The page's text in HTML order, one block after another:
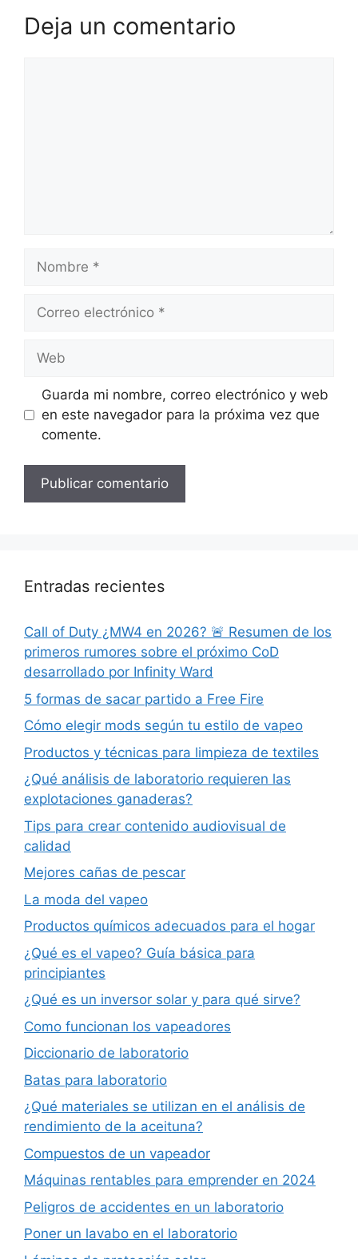
Deja un comentario
electrónico
Guarda mi nombre, correo electrónico y web
en este navegador para la próxima vez que
comente.
Entradas recientes
Call of Duty ¿MW4 en 2026? 🚨 Resumen de los
primeros rumores sobre el próximo CoD
desarrollado por Infinity Ward
5 formas de sacar partido a Free Fire
Cómo elegir mods según tu estilo de vapeo
Productos y técnicas para limpieza de textiles
¿Qué análisis de laboratorio requieren las
explotaciones ganaderas?
Tips para crear contenido audiovisual de
calidad
Mejores cañas de pescar
La moda del vapeo
Productos químicos adecuados para el hogar
¿Qué es el vapeo? Guía básica para
principiantes
¿Qué es un inversor solar y para qué sirve?
Como funcionan los vapeadores
Diccionario de laboratorio
Batas para laboratorio
¿Qué materiales se utilizan en el análisis de
rendimiento de la aceituna?
Compuestos de un vapeador
Máquinas rentables para emprender en 2024
Peligros de accidentes en un laboratorio
Poner un lavabo en el laboratorio